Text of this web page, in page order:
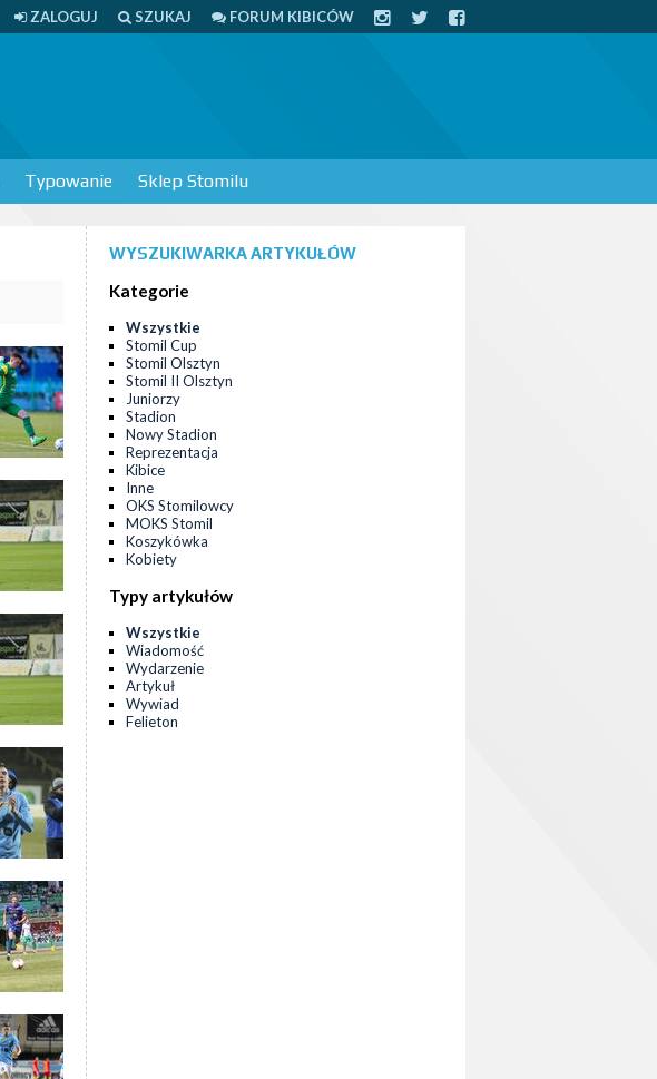
ZALOGUJ SZUKAJ FORUM KIBICÓW
Typowanie Sklep Stomilu
WYSZUKIWARKA ARTYKUŁÓW
Kategorie
Wszystkie
Stomil Cup
Stomil Olsztyn
Stomil II Olsztyn
Juniorzy
Stadion
Nowy Stadion
Reprezentacja
Kibice
Inne
OKS Stomilowcy
MOKS Stomil
Koszykówka
Kobiety
Typy artykułów
Wszystkie
Wiadomość
Wydarzenie
Artykuł
Wywiad
Felieton